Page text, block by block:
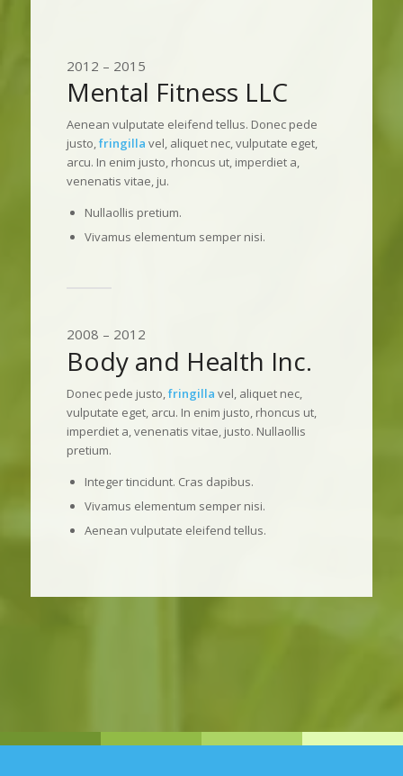
2012 – 2015
Mental Fitness LLC
Aenean vulputate eleifend tellus. Donec pede
justo,fringilla vel, aliquet nec, vulputate eget,
arcu. In enim justo, rhoncus ut, imperdiet a,
venenatis vitae, ju.
Nullaollis pretium.
Vivamus elementum semper nisi.
2008 – 2012
Body and Health Inc.
Donec pede justo,fringilla vel, aliquet nec,
vulputate eget, arcu. In enim justo, rhoncus ut,
imperdiet a, venenatis vitae, justo. Nullaollis
pretium.
Integer tincidunt. Cras dapibus.
Vivamus elementum semper nisi.
Aenean vulputate eleifend tellus.